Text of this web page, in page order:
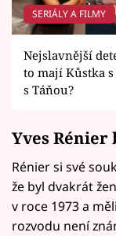
SERIÁLY A FILMY
Nejslavnější
to mají Kůstka
s Táňou?
Yves Rénier
Rénier si své
že byl dvakrát
v roce 1973 a
rozvodu není